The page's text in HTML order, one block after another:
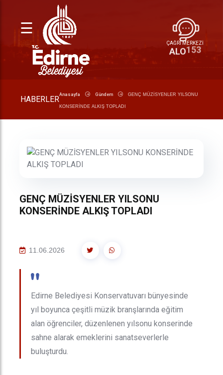
☰
ÇAĞRI MERKEZİ
ALO153
HABERLERAnasayfa Gündem GENÇ MÜZİSYENLER YILSONU
KONSERİNDE ALKIŞ TOPLADI
GENÇ MÜZİSYENLER YILSONU
KONSERİNDE ALKIŞ TOPLADI
11.06.2026
"
Edirne Belediyesi Konservatuvarı bünyesinde
yıl boyunca çeşitli müzik branşlarında eğitim
alan öğrenciler, düzenlenen yılsonu konserinde
sahne alarak emeklerini sanatseverlerle
buluşturdu.